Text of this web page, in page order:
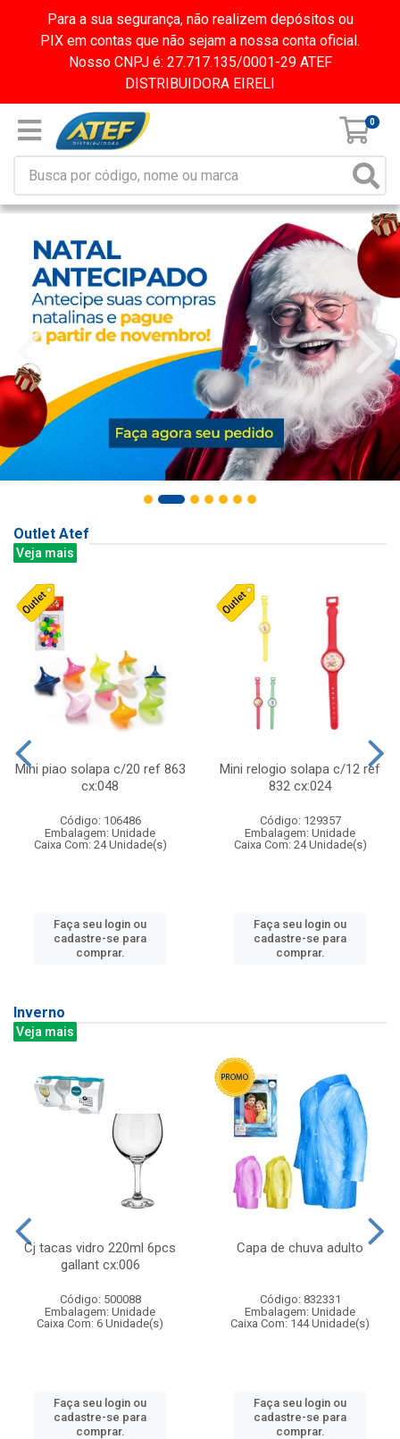
Para a sua segurança, não realizem depósitos ou
PIX em contas que não sejam a nossa conta oficial.
Nosso CNPJ é: 27.717.135/0001-29 ATEF
DISTRIBUIDORA EIRELI
0
Outlet Atef
Veja mais
Mini piao solapa c/20 ref 863
cx:048
Código: 106486
Embalagem: Unidade
Caixa Com: 24 Unidade(s)
Faça seu login ou
cadastre-se para
comprar.
Mini relogio solapa c/12 ref
832 cx:024
Código: 129357
Embalagem: Unidade
Caixa Com: 24 Unidade(s)
Faça seu login ou
cadastre-se para
comprar.
Inverno
Veja mais
Cj tacas vidro 220ml 6pcs
gallant cx:006
Código: 500088
Embalagem: Unidade
Caixa Com: 6 Unidade(s)
Faça seu login ou
cadastre-se para
comprar.
Capa de chuva adulto
Código: 832331
Embalagem: Unidade
Caixa Com: 144 Unidade(s)
Faça seu login ou
cadastre-se para
comprar.